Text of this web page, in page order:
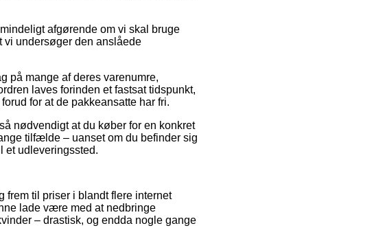
afgørende om vi skal bruge
undersøger den anslåede
på mange af deres varenumre,
laves forinden et fastsat tidspunkt,
for at de pakkeansatte har fri.
nødvendigt at du køber for en konkret
tilfælde – uanset om du befinder sig
et udleveringssted.
til priser i blandt flere internet
lade være med at nedbringe
– drastisk, og endda nogle gange